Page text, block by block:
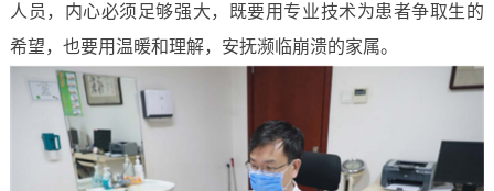
人员，内心必须足够强大，既要用专业技术为患者争取生的
希望，也要用温暖和理解，安抚濒临崩溃的家属。